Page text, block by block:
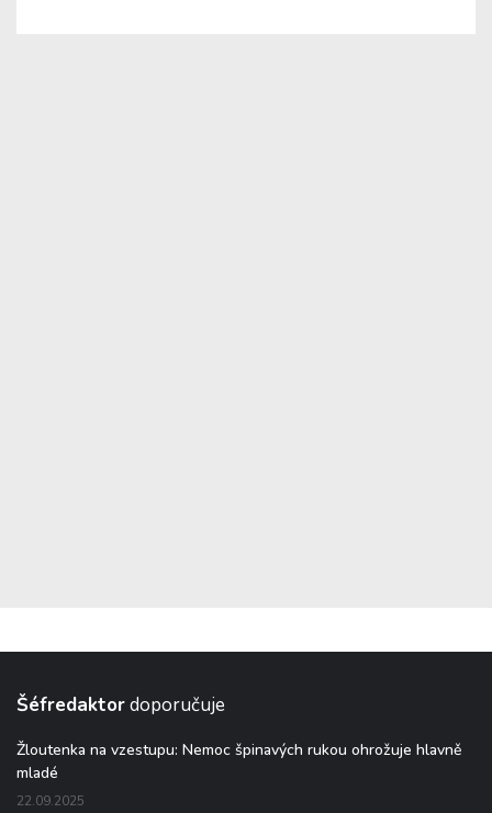
Šéfredaktordoporučuje
Žloutenka na vzestupu: Nemoc špinavých rukou ohrožuje hlavně
mladé
22.09.2025